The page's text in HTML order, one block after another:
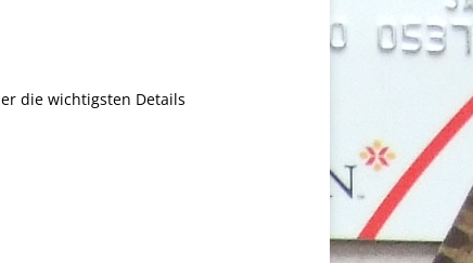
die wichtigsten Details